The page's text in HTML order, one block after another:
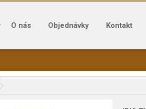
O nás Objednávky Kontakt